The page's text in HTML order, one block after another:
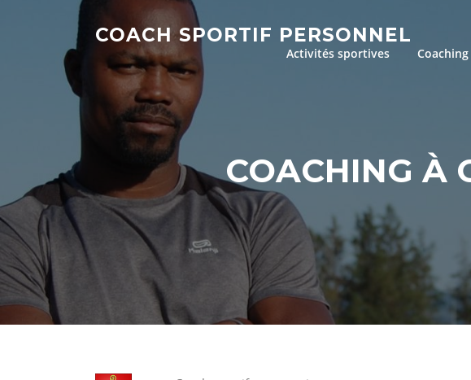
COACH SPORTIF PERSONNEL
Activités sportives
COACHING À